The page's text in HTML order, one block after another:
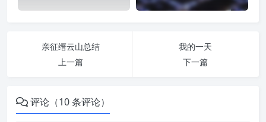
亲征缙云山总结
上一篇
我的一天
下一篇
评论（10 条评论）